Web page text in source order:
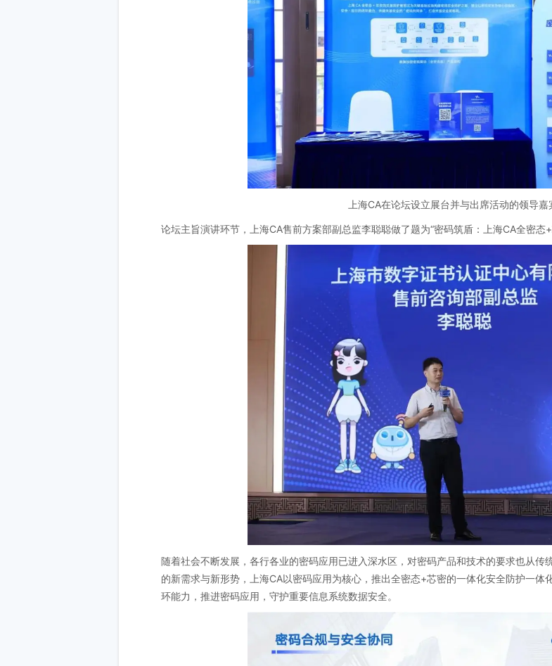
上海CA在论坛设立展台并与出席活动的领导嘉
论坛主旨演讲环节，上海CA售前方案部副总监李聪聪做了题为“密码筑盾：上海CA全密态+
随着社会不断发展，各行各业的密码应用已进入深水区，对密码产品和技术的要求也从传
的新需求与新形势，上海CA以密码应用为核心，推出全密态+芯密的一体化安全防护一
环能力，推进密码应用，守护重要信息系统数据安全。